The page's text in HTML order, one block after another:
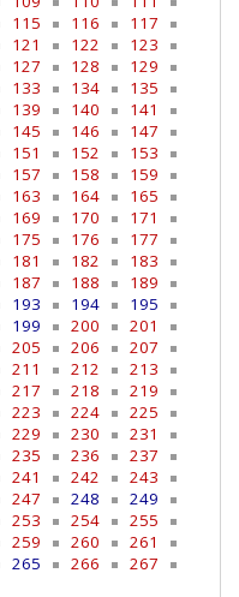
115 116
117
121 122
123
127 128
129
133 134
135
139 140
141
145 146
147
151 152
153
157 158
159
163 164
165
169 170
171
175 176
177
181 182
183
187 188
189
193 194
195
199 200
201
205 206
207
211 212
213
217 218
219
223 224
225
229 230
231
235 236
237
241 242
243
247 248
249
253 254
255
259 260
261
265 266
267